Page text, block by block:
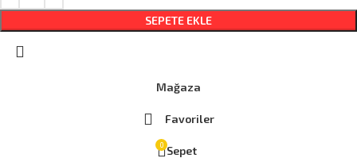
SEPETE EKLE
Mağaza
Favoriler
0 Sepet